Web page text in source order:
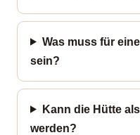
Was muss für
sein?
Kann die Hütte
werden?